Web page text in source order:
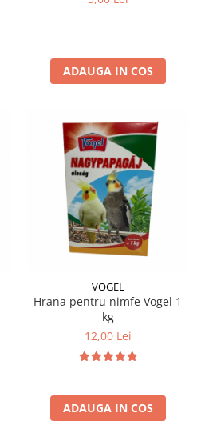
ADAUGA IN COS
VOGEL
Hrana pentru nimfe Vogel 1
kg
12,00 Lei
ADAUGA IN COS